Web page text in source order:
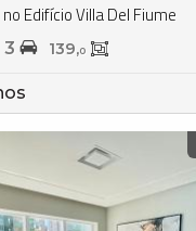
Edifício Villa Del Fiume
3 139,0